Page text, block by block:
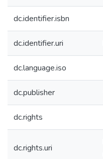
dc.identifier.isbn
dc.identifier.uri
dc.language.iso
dc.publisher
dc.rights
dc.rights.uri